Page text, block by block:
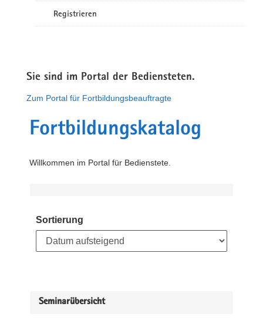
Registrieren
Sie sind im Portal der Bediensteten.
Zum Portal für Fortbildungsbeauftragte
Fortbildungskatalog
Willkommen im Portal für Bedienstete.
Sortierung
Seminarübersicht